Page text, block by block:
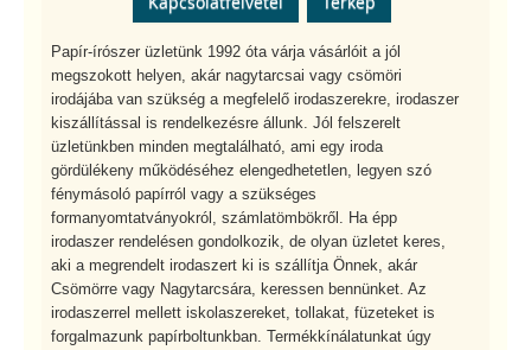
Papír-írószer üzletünk 1992 óta várja vásárlóit a jól
megszokott helyen, akár nagytarcsai vagy csömöri
irodájába van szükség a megfelelő irodaszerekre, irodaszer
kiszállítással is rendelkezésre állunk. Jól felszerelt
üzletünkben minden megtalálható, ami egy iroda
gördülékeny működéséhez elengedhetetlen, legyen szó
fénymásoló papírról vagy a szükséges
formanyomtatványokról, számlatömbökről. Ha épp
irodaszer rendelésen gondolkozik, de olyan üzletet keres,
aki a megrendelt irodaszert ki is szállítja Önnek, akár
Csömörre vagy Nagytarcsára, keressen bennünket. Az
irodaszerrel mellett iskolaszereket, tollakat, füzeteket is
forgalmazunk papírboltunkban. Termékkínálatunkat úgy